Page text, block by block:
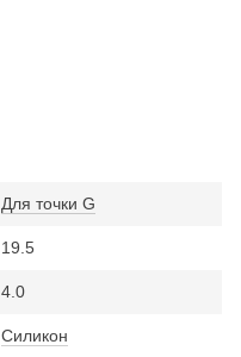
Для точки G
19.5
4.0
Силикон